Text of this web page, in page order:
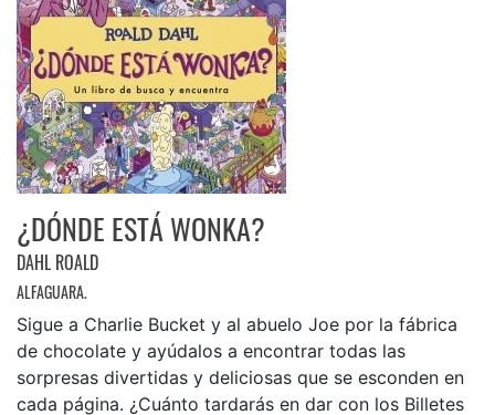
¿DÓNDE ESTÁ WONKA?
DAHL ROALD
ALFAGUARA.
Sigue a Charlie Bucket y al abuelo Joe por la fábrica
de chocolate y ayúdalos a encontrar todas las
sorpresas divertidas y deliciosas que se esconden en
cada página. ¿Cuánto tardarás en dar con los Billetes